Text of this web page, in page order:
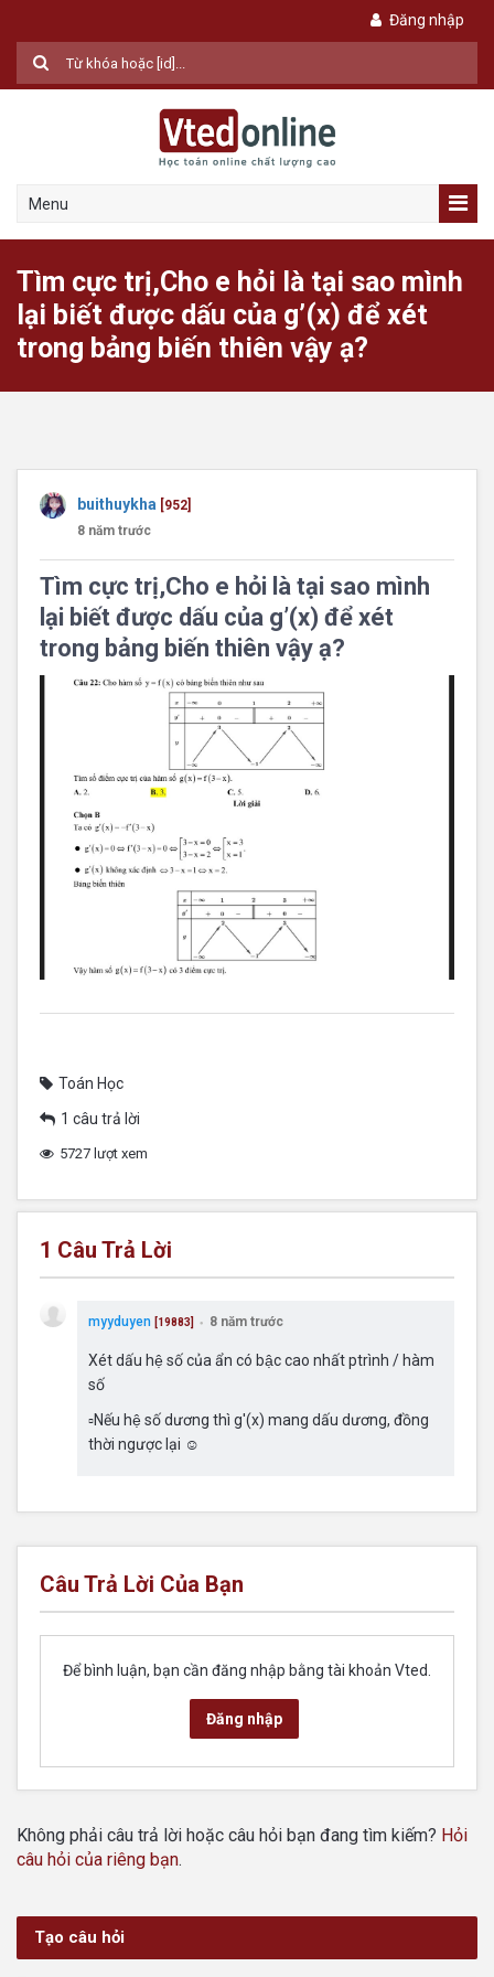
Đăng nhập
Menu
Tìm cực trị,Cho e hỏi là tại sao mình
lại biết được dấu của g’(x) để xét
trong bảng biến thiên vậy ạ?
buithuykha
[952]
8 năm trước
Tìm cực trị,Cho e hỏi là tại sao mình
lại biết được dấu của g’(x) để xét
trong bảng biến thiên vậy ạ?
Toán Học
1 câu trả lời
5727 lượt xem
1 Câu Trả Lời
myyduyen [19883] ● 8 năm trước
Xét dấu hệ số của ẩn có bậc cao nhất ptrình / hàm
số
▫Nếu hệ số dương thì g'(x) mang dấu dương, đồng
thời ngược lại ☺
Câu Trả Lời Của Bạn
Để bình luận, bạn cần đăng nhập bằng tài khoản Vted.
Đăng nhập
Không phải câu trả lời hoặc câu hỏi bạn đang tìm kiếm? Hỏi
câu hỏi của riêng bạn.
Tạo câu hỏi